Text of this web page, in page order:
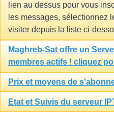
lien au dessus pour vous
les messages, sélectionnez
visiter depuis la liste ci-
Maghreb-Sat offre un
membres actifs ! cliquez
Prix et moyens de
Etat et Suivis du serveur